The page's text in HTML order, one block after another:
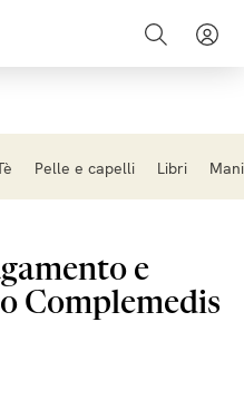
Pelle e capelli Libri
e
Complemedis